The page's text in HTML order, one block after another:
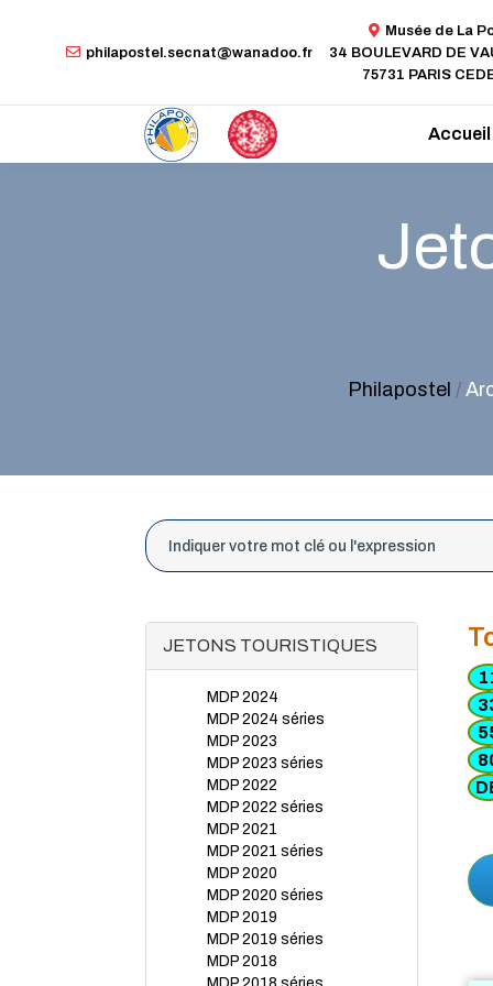
philapostel.secnat@wanadoo.fr
Musée de La
34 BOULEVARD DE
75731 PARIS
Accueil
Philapostel /
JETONS TOURISTIQUES
MDP 2024
MDP 2024 séries
MDP 2023
MDP 2023 séries
MDP 2022
MDP 2022 séries
MDP 2021
MDP 2021 séries
MDP 2020
MDP 2020 séries
MDP 2019
MDP 2019 séries
MDP 2018